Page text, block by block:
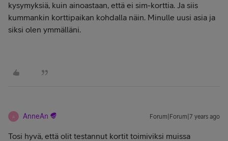
kysymyksiä, kuin ainoastaan, että ei sim-korttia. Ja siis
kummankin korttipaikan kohdalla näin. Minulle uusi asia ja
siksi olen ymmälläni.
A AnneAn Forum|Forum|7 years ago
Tosi hyvä, että olit testannut kortit toimiviksi muissa